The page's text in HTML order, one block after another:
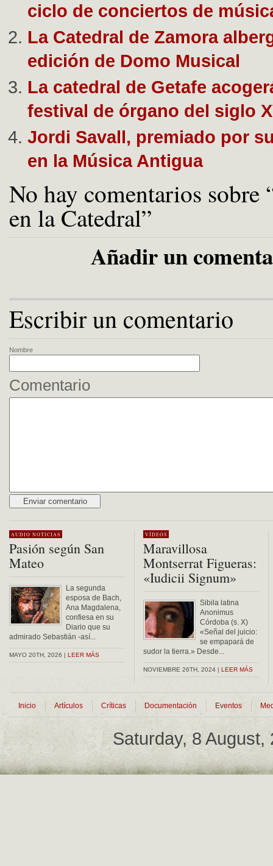
ciclo de conciertos de
La Catedral de Zamora
edición de Domo Musical
La catedral de Getafe
festival de órgano del siglo
Jordi Savall, premiado por
en la Música Antigua
No hay comentarios sobre
en la Catedral”
Añadir un
Escribir un comentario
Nombre
Comentario
AUDIO NOTICIAS
Pasión según San
Mateo
La segunda
esposa de Bach,
Ana Magdalena,
confiesa en su
Diario que su
admirado Sebastián -así...
MAYO 20TH, 2026 | LEER MÁS
VÍDEOS
Maravillosa
Montserrat Figueras:
«Iudicii Signum»
Sibila latina
Anonimus
Córdoba (s. X)
«Señal del juicio:
se empapará de
sudor la tierra.» Desde...
NOVIEMBRE 26TH, 2024 | LEER MÁS
Inicio Artículos Críticas Documentación Eventos
Saturday, 8